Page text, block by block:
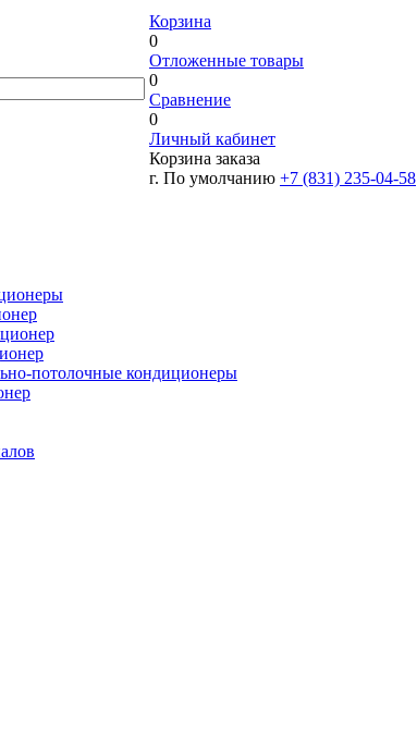
Корзина
0
Отложенные товары
0
Сравнение
0
Личный кабинет
Корзина заказа
г. По умолчанию +7 (831) 235-04-58
потолочные кондиционеры